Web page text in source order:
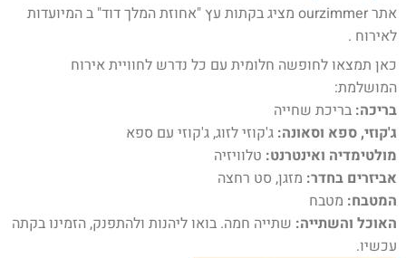
אתר ourzimmer מציג בקתות עץ "אחוזת המלך דוד" ב המיועדות
לאירוח .
כאן תמצאו לחופשה חלומית עם כל נדרש לחוויית אירוח
המושלמת:
בריכה: בריכת שחייה
ג'קוזי, ספא וסאונה: ג'קוזי לזוג, ג'קוזי עם ספא
מולטימדיה ואינטרנט: טלוויזיה
אביזרים בחדר: מזגן, סט רחצה
המטבח: מטבח
האוכל והשתייה: שתייה חמה. בואו ליהנות ולהתפנק, הזמינו בקתה
עכשיו.